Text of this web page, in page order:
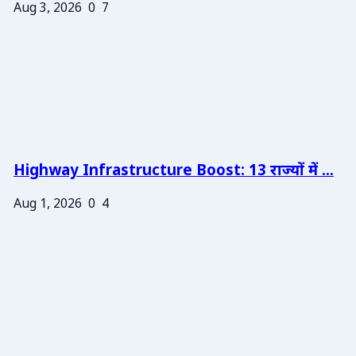
Aug 3, 2026 0 7
Highway Infrastructure Boost: 13 राज्यों में ...
Aug 1, 2026 0 4